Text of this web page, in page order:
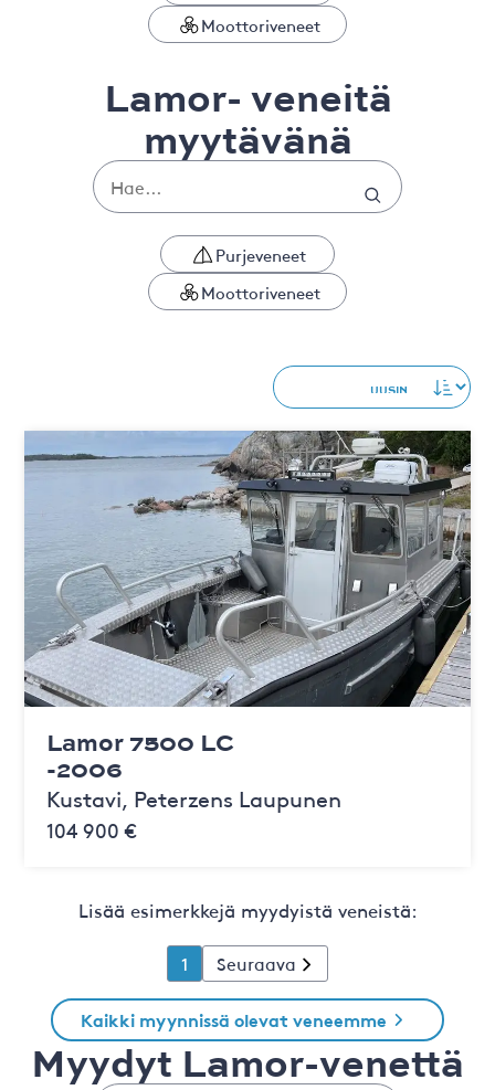
Moottoriveneet
Lamor- veneitä
myytävänä
Purjeveneet
Moottoriveneet
Lamor 7500 LC
-2006
Kustavi, Peterzens Laupunen
104 900 €
Lisää esimerkkejä myydyistä veneistä:
1 Seuraava
Kaikki myynnissä olevat veneemme
Myydyt Lamor-venettä